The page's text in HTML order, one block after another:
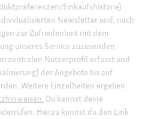
Einkaufshistorie)
Newsletter und, nach
zur Zufriedenheit mit dem
unseres Service zuzusenden
zentralen Nutzerprofil erfasst und
der Angebote bis auf
Weitere Einzelheiten ergeben
Du kannst deine
Hierzu kannst du den Link